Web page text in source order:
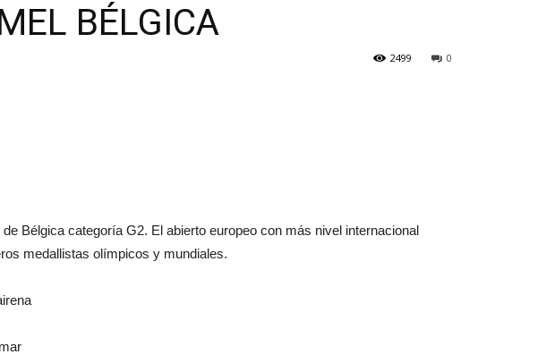
BÉLGICA
0
2499
Bélgica categoría G2. El abierto europeo con más nivel internacional
medallistas olímpicos y mundiales.